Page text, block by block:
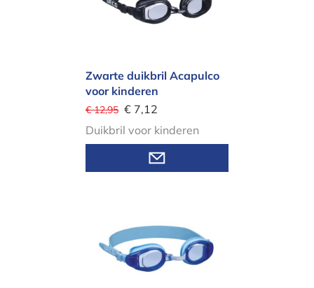
Zwarte duikbril Acapulco
voor kinderen
€ 12,95 € 7,12
Duikbril voor kinderen